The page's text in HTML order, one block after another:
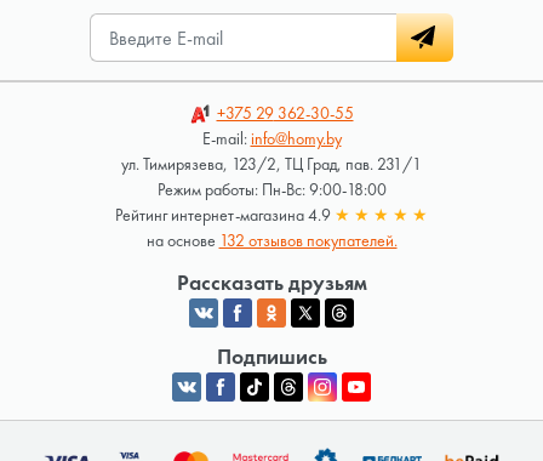
+375 29362-30-55
E-mail:info@homy.by
ул. Тимирязева, 123/2, ТЦ Град, пав. 231/1
Режим работы: Пн-Вс: 9:00-18:00
Рейтинг интернет-магазина 4.9 ★ ★ ★ ★ ★
на основе 132 отзывов покупателей.
Рассказать друзьям
Подпишись